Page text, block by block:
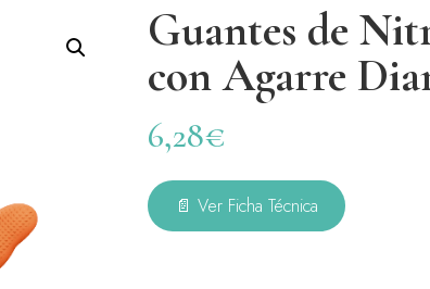
Guantes de
con Agarre
6,28€
📄 Ver Ficha Técnica